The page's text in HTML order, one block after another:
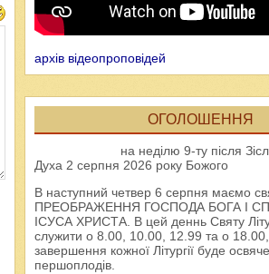
архів відеопроповідей
ОГОЛОШЕННЯ
на неділю 9-ту після
Духа 2 серпня 2026 року Божого
В наступний четвер 6 серпня маємо
ПРЕОБРАЖЕННЯ ГОСПОДА БОГА І
ІСУСА ХРИСТА. В цей деннь Святу
служити о 8.00, 10.00, 12.99 та о 18.00,
завершення кожної Літургії буде
першоплодів.